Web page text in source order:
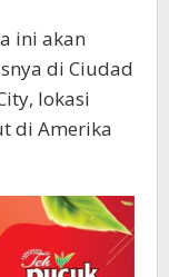
ini akan
di Ciudad
lokasi
di Amerika